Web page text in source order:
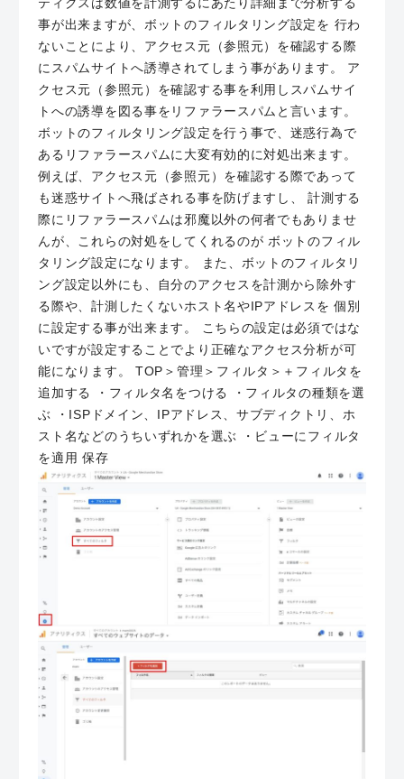
事が出来ますが、ボットのフィルタリング設定を 行わ
ないことにより、アクセス元（参照元）を確認する際
にスパムサイトへ誘導されてしまう事があります。 ア
クセス元（参照元）を確認する事を利用しスパムサイ
トへの誘導を図る事をリファラースパムと言います。
ボットのフィルタリング設定を行う事で、迷惑行為で
あるリファラースパムに大変有効的に対処出来ます。
例えば、アクセス元（参照元）を確認する際であって
も迷惑サイトへ飛ばされる事を防げますし、 計測する
際にリファラースパムは邪魔以外の何者でもありませ
んが、これらの対処をしてくれるのが ボットのフィル
タリング設定になります。 また、ボットのフィルタリ
ング設定以外にも、自分のアクセスを計測から除外す
る際や、計測したくないホスト名やIPアドレスを 個別
に設定する事が出来ます。 こちらの設定は必須ではな
いですが設定することでより正確なアクセス分析が可
能になります。 TOP＞管理＞フィルタ＞＋フィルタを
追加する ・フィルタ名をつける ・フィルタの種類を選
ぶ ・ISPドメイン、IPアドレス、サブディクトリ、ホ
スト名などのうちいずれかを選ぶ ・ビューにフィルタ
を適用 保存